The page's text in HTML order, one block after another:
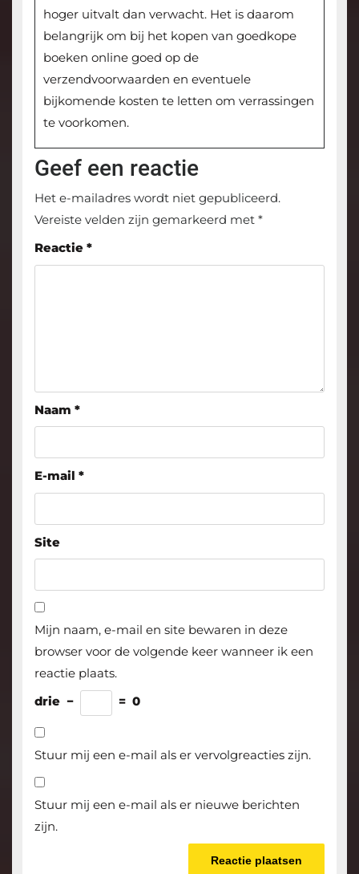
hoger uitvalt dan verwacht. Het is daarom
belangrijk om bij het kopen van goedkope
boeken online goed op de
verzendvoorwaarden en eventuele
bijkomende kosten te letten om verrassingen
te voorkomen.
Geef een reactie
Het e-mailadres wordt niet gepubliceerd.
Vereiste velden zijn gemarkeerd met *
Reactie *
Naam *
E-mail *
Site
Mijn naam, e-mail en site bewaren in deze
browser voor de volgende keer wanneer ik een
reactie plaats.
drie − = 0
Stuur mij een e-mail als er vervolgreacties zijn.
Stuur mij een e-mail als er nieuwe berichten
zijn.